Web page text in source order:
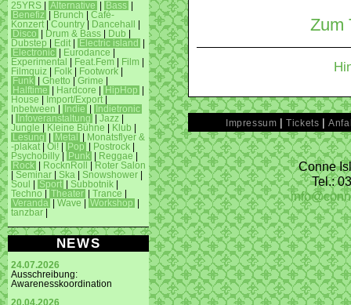
25YRS Alternative Bass
Benefiz
Brunch
Café-
Konzert
Country Dancehall
Disco
Drum & Bass Dub
Dubstep
Edit Electric island
Electronic
Eurodance
Experimental
Feat.Fem Film
Filmquiz
Folk Footwork
Funk
Ghetto Grime
Halftime
Hardcore HipHop
House
Import/Export
Inbetween
Indie
Indietronic
Infoveranstaltung Jazz
Jungle
Kleine Bühne Klub
Lesung
Metal
Monatsflyer &
-plakat
Oi! Pop Postrock
Psychobilly
Punk Reggae
Rock
RocknRoll
Roter Salon
Seminar Ska Snowshower
Soul
Sport Subbotnik
Techno
Theater Trance
Veranda
Wave Workshop
tanzbar
NEWS
24.07.2026
Ausschreibung:
Awarenesskoordination
20.04.2026
Zum
Impressum |Tickets |
Conne
Tel.: